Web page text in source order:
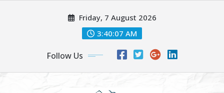
Friday, 7 August 2026
3:40:09 AM
Follow Us